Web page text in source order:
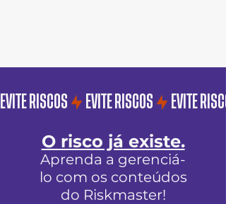
EVITE RISCOS
O risco já existe.
Aprenda a gerenciá-
lo com os conteúdos
do Riskmaster!